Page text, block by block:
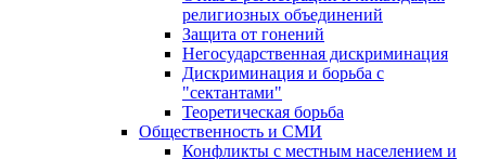
религиозных объединений
Защита от гонений
Негосударственная дискриминация
Дискриминация и борьба с
"сектантами"
Теоретическая борьба
Общественность и СМИ
Конфликты с местным населением и